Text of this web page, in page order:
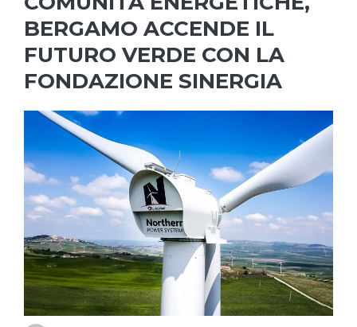
BERGAMO ACCENDE IL
FUTURO VERDE CON LA
FONDAZIONE SINERGIA